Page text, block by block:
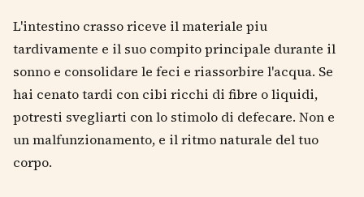
L'intestino crasso riceve il materiale piu
tardivamente e il suo compito principale durante il
sonno e consolidare le feci e riassorbire l'acqua. Se
hai cenato tardi con cibi ricchi di fibre o liquidi,
potresti svegliarti con lo stimolo di defecare. Non e
un malfunzionamento, e il ritmo naturale del tuo
corpo.